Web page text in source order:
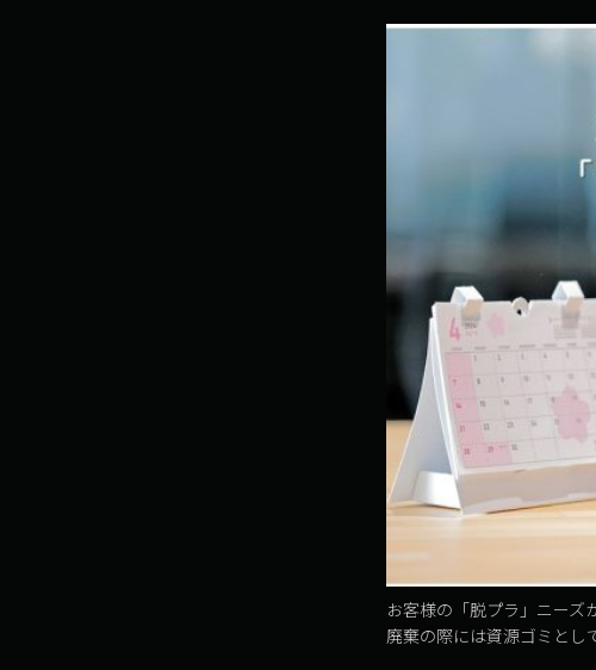
お客様の「脱プラ」ニーズ
廃棄の際には資源ゴミとし